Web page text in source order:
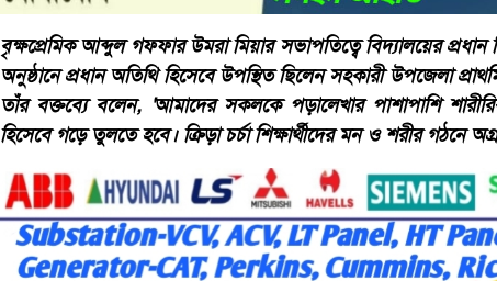
​বৃক্ষপ্রেমিক আব্দুল গফ্ফার উমরা মিয়ার সভাপতিত্বে বিদ্যালয়ের
অনুষ্ঠানে প্রধান অতিথি হিসেবে উপস্থিত ছিলেন সহকারী উপজেলা
তাঁর বক্তব্যে বলেন, 'আমাদের সকলকে পড়ালেখার পাশাপাশি
হিসেবে গড়ে তুলতে হবে। ক্রিড়া চর্চা শিক্ষার্থীদের মন ও শরীর গঠনে